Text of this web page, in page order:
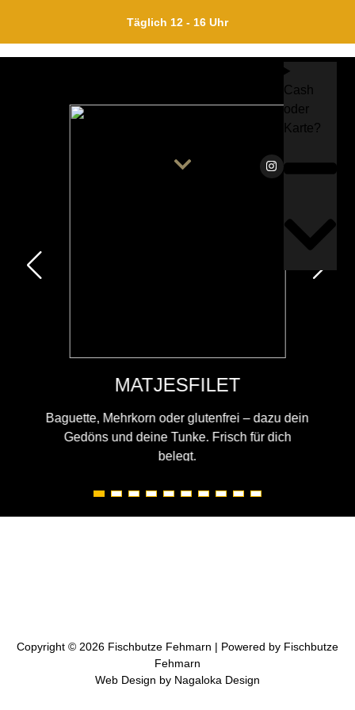
Täglich 12 - 16 Uhr
Cash
oder
Karte?
test page
MATJESFILET
Baguette, Mehrkorn oder glutenfrei – dazu dein
Gedöns und deine Tunke. Frisch für dich
belegt.
Copyright © 2026 Fischbutze Fehmarn | Powered by Fischbutze
Fehmarn
Web Design by Nagaloka Design